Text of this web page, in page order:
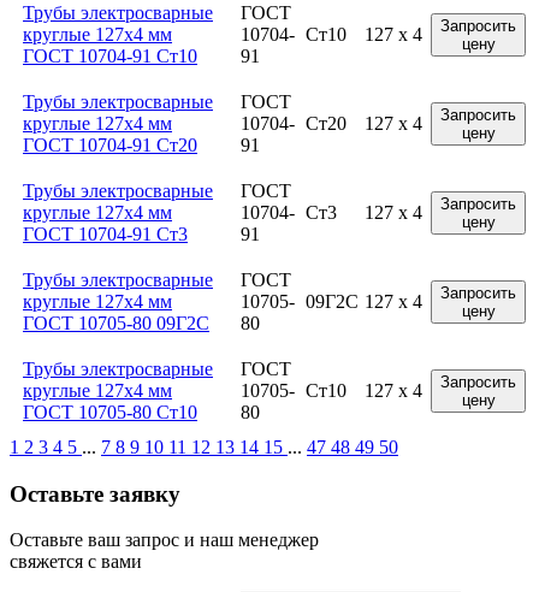
Трубы электросварные
круглые 127x4 мм
ГОСТ 10704-91 Ст10
ГОСТ
10704-
91
Ст10 127 x 4
Запросить
цену
Трубы электросварные
круглые 127x4 мм
ГОСТ 10704-91 Ст20
ГОСТ
10704-
91
Ст20 127 x 4
Запросить
цену
Трубы электросварные
круглые 127x4 мм
ГОСТ 10704-91 Ст3
ГОСТ
10704-
91
Ст3 127 x 4
Запросить
цену
Трубы электросварные
круглые 127x4 мм
ГОСТ 10705-80 09Г2С
ГОСТ
10705-
80
09Г2С 127 x 4
Запросить
цену
Трубы электросварные
круглые 127x4 мм
ГОСТ 10705-80 Ст10
ГОСТ
10705-
80
Ст10 127 x 4
Запросить
цену
1 2 3 4 5 ... 7 8 9 10 11 12 13 14 15 ... 47 48 49 50
Оставьте заявку
Оставьте ваш запрос и наш менеджер
свяжется с вами